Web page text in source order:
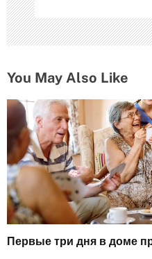
м
You May Also Like
Первые три дня в доме